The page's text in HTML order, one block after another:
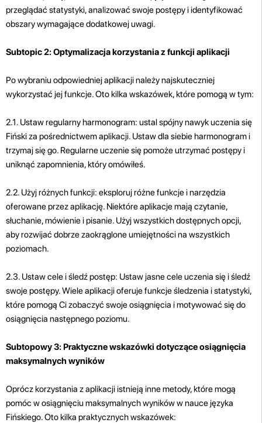
przeglądać statystyki, analizować swoje postępy i identyfikować
obszary wymagające dodatkowej uwagi.
Subtopic 2: Optymalizacja korzystania z funkcji aplikacji
Po wybraniu odpowiedniej aplikacji należy najskuteczniej
wykorzystać jej funkcje. Oto kilka wskazówek, które pomogą w tym:
2.1. Ustaw regularny harmonogram: ustal spójny nawyk uczenia się
Fiński za pośrednictwem aplikacji. Ustaw dla siebie harmonogram i
trzymaj się go. Regularne uczenie się pomoże utrzymać postępy i
uniknąć zapomnienia, który omówiłeś.
2.2. Użyj różnych funkcji: eksploruj różne funkcje i narzędzia
oferowane przez aplikację. Niektóre aplikacje mają czytanie,
słuchanie, mówienie i pisanie. Użyj wszystkich dostępnych opcji,
aby rozwijać dobrze zaokrąglone umiejętności na wszystkich
poziomach.
2.3. Ustaw cele i śledź postęp: Ustaw jasne cele uczenia się i śledź
swoje postępy. Wiele aplikacji oferuje funkcje śledzenia i statystyki,
które pomogą Ci zobaczyć swoje osiągnięcia i motywować się do
osiągnięcia następnego poziomu.
Subtopowy 3: Praktyczne wskazówki dotyczące osiągnięcia
maksymalnych wyników
Oprócz korzystania z aplikacji istnieją inne metody, które mogą
pomóc w osiągnięciu maksymalnych wyników w nauce języka
Fińskiego. Oto kilka praktycznych wskazówek: